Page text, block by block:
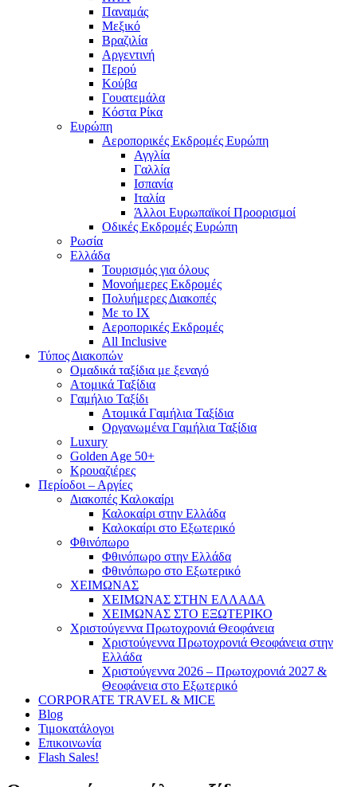
Παναμάς
Μεξικό
Βραζιλία
Αργεντινή
Περού
Κούβα
Γουατεμάλα
Κόστα Ρίκα
Ευρώπη
Αεροπορικές Εκδρομές Ευρώπη
Αγγλία
Γαλλία
Ισπανία
Ιταλία
Άλλοι Ευρωπαϊκοί Προορισμοί
Οδικές Εκδρομές Ευρώπη
Ρωσία
Ελλάδα
Τουρισμός για όλους
Mονοήμερες Εκδρομές
Πολυήμερες Διακοπές
Με το ΙΧ
Αεροπορικές Εκδρομές
All Inclusive
Τύπος Διακοπών
Ομαδικά ταξίδια με ξεναγό
Ατομικά Ταξίδια
Γαμήλιο Ταξίδι
Ατομικά Γαμήλια Ταξίδια
Οργανωμένα Γαμήλια Ταξίδια
Luxury
Golden Age 50+
Κρουαζιέρες
Περίοδοι – Αργίες
Διακοπές Καλοκαίρι
Καλοκαίρι στην Ελλάδα
Καλοκαίρι στο Εξωτερικό
Φθινόπωρο
Φθινόπωρο στην Ελλάδα
Φθινόπωρο στο Εξωτερικό
ΧΕΙΜΩΝΑΣ
ΧΕΙΜΩΝΑΣ ΣΤΗΝ ΕΛΛΑΔΑ
ΧΕΙΜΩΝΑΣ ΣΤΟ ΕΞΩΤΕΡΙΚΟ
Χριστούγεννα Πρωτοχρονιά Θεοφάνεια
Χριστούγεννα Πρωτοχρονιά Θεοφάνεια στην
Ελλάδα
Χριστούγεννα 2026 – Πρωτοχρονιά 2027 &
Θεοφάνεια στο Εξωτερικό
CORPORATE TRAVEL & MICE
Blog
Τιμοκατάλογοι
Επικοινωνία
Flash Sales!